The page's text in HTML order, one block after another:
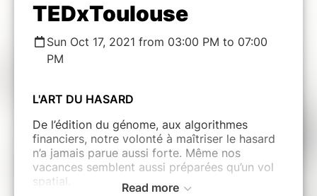
TEDxToulouse
Sun Oct 17, 2021 from 03:00 PM to 07:00
PM
L'ART DU HASARD
De l’édition du génome, aux algorithmes
financiers, notre volonté à maîtriser le hasard
n’a jamais parue aussi forte. Même nos
vacances semblent aussi préparées qu’un vol
spatial.
Read more